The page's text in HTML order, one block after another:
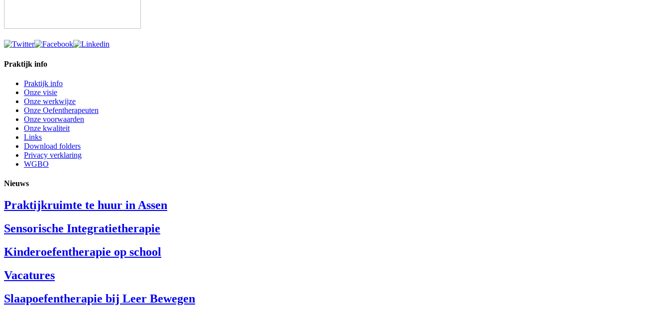
Praktijk info
Praktijk info
Onze visie
Onze werkwijze
Onze Oefentherapeuten
Onze voorwaarden
Onze kwaliteit
Links
Download folders
Privacy verklaring
WGBO
Nieuws
Praktijkruimte te huur in Assen
Sensorische Integratietherapie
Kinderoefentherapie op school
Vacatures
Slaapoefentherapie bij Leer Bewegen